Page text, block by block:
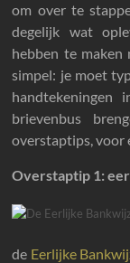
om over te
degelijk wat
hebben te maken
simpel: je moet
handtekeningen
brievenbus
overstaptips, voor
Overstaptip 1:
de Eerlijke